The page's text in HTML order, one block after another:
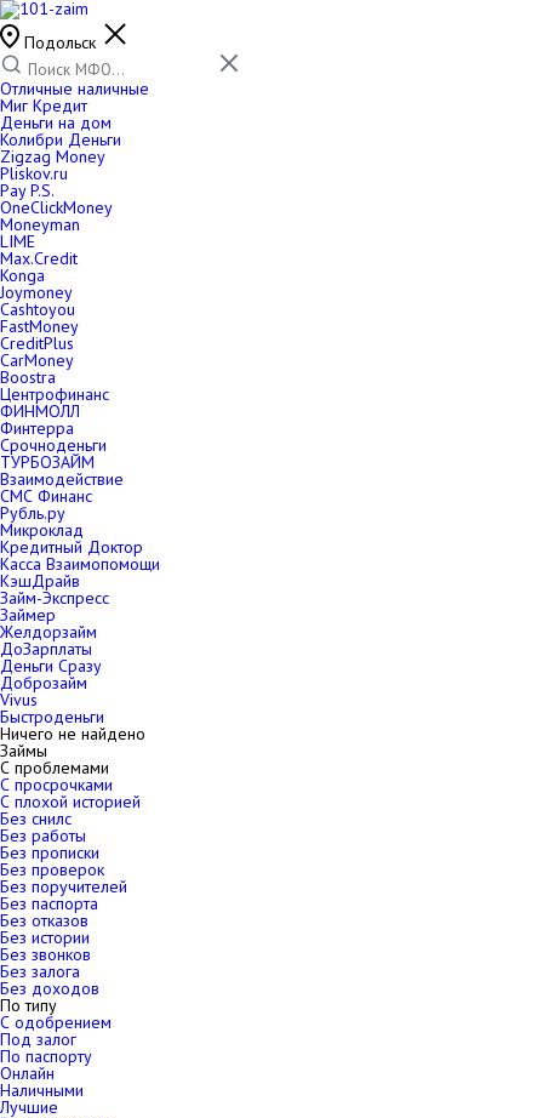
Подольск
Отличные наличные
Миг Кредит
Деньги на дом
Колибри Деньги
Zigzag Money
Pliskov.ru
Pay P.S.
OneClickMoney
Moneyman
LIME
Max.Credit
Konga
Joymoney
Cashtoyou
FastMoney
CreditPlus
CarMoney
Boostra
Центрофинанс
ФИНМОЛЛ
Финтерра
Срочноденьги
ТУРБОЗАЙМ
Взаимодействие
СМС Финанс
Рубль.ру
Микроклад
Кредитный Доктор
Касса Взаимопомощи
КэшДрайв
Займ-Экспресс
Займер
Желдорзайм
ДоЗарплаты
Деньги Сразу
Доброзайм
Vivus
Быстроденьги
Ничего не найдено
Займы
С проблемами
С просрочками
С плохой историей
Без снилс
Без работы
Без прописки
Без проверок
Без поручителей
Без паспорта
Без отказов
Без истории
Без звонков
Без залога
Без доходов
По типу
С одобрением
Под залог
По паспорту
Онлайн
Наличными
Лучшие